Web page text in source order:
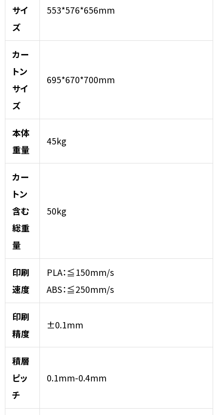
サイ
ズ
553*576*656mm
カー
トン
サイ
ズ
695*670*700mm
本体
重量
45kg
カー
トン
含む
総重
量
50kg
印刷
速度
PLA：≦150mm/s
ABS：≦250mm/s
印刷
精度
±0.1mm
積層
ピッ
チ
0.1mm-0.4mm